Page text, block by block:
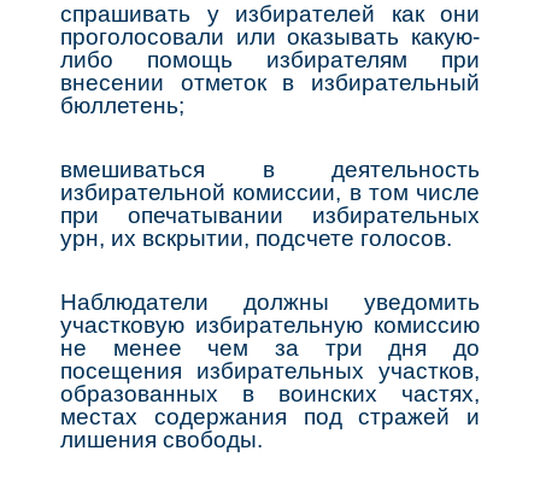
спрашивать у избирателей как они
проголосовали или оказывать какую-
либо помощь избирателям при
внесении отметок в избирательный
бюллетень;
вмешиваться в деятельность
избирательной комиссии, в том числе
при опечатывании избирательных
урн, их вскрытии, подсчете голосов.
Наблюдатели должны уведомить
участковую избирательную комиссию
не менее чем за три дня до
посещения избирательных участков,
образованных в воинских частях,
местах содержания под стражей и
лишения свободы.